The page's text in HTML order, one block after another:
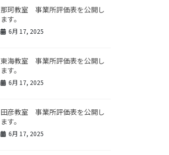
那珂教室 事業所評価表を公開し
ます。
6月 17, 2025
東海教室 事業所評価表を公開し
ます。
6月 17, 2025
田彦教室 事業所評価表を公開し
ます。
6月 17, 2025